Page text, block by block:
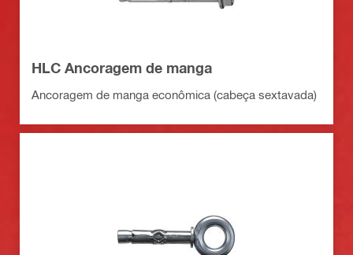
HLC Ancoragem de manga
Ancoragem de manga econômica (cabeça sextavada)